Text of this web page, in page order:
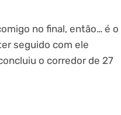
no final, então… é o
seguido com ele
o corredor de 27